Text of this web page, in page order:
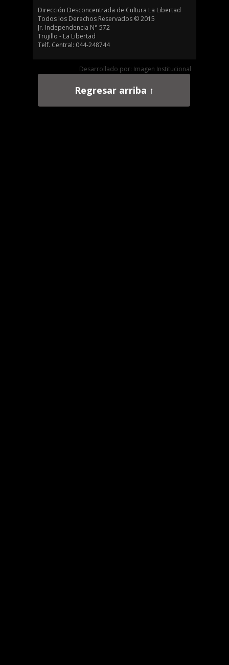
Dirección Desconcentrada de Cultura La Libertad
Todos los Derechos Reservados © 2015
Jr. Independencia N° 572
Trujillo - La Libertad
Telf. Central: 044-248744
Desarrollado por: Imagen Institucional
Regresar arriba ↑